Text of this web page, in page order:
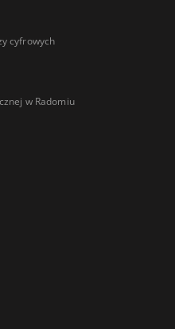
cyfrowych
w Radomiu